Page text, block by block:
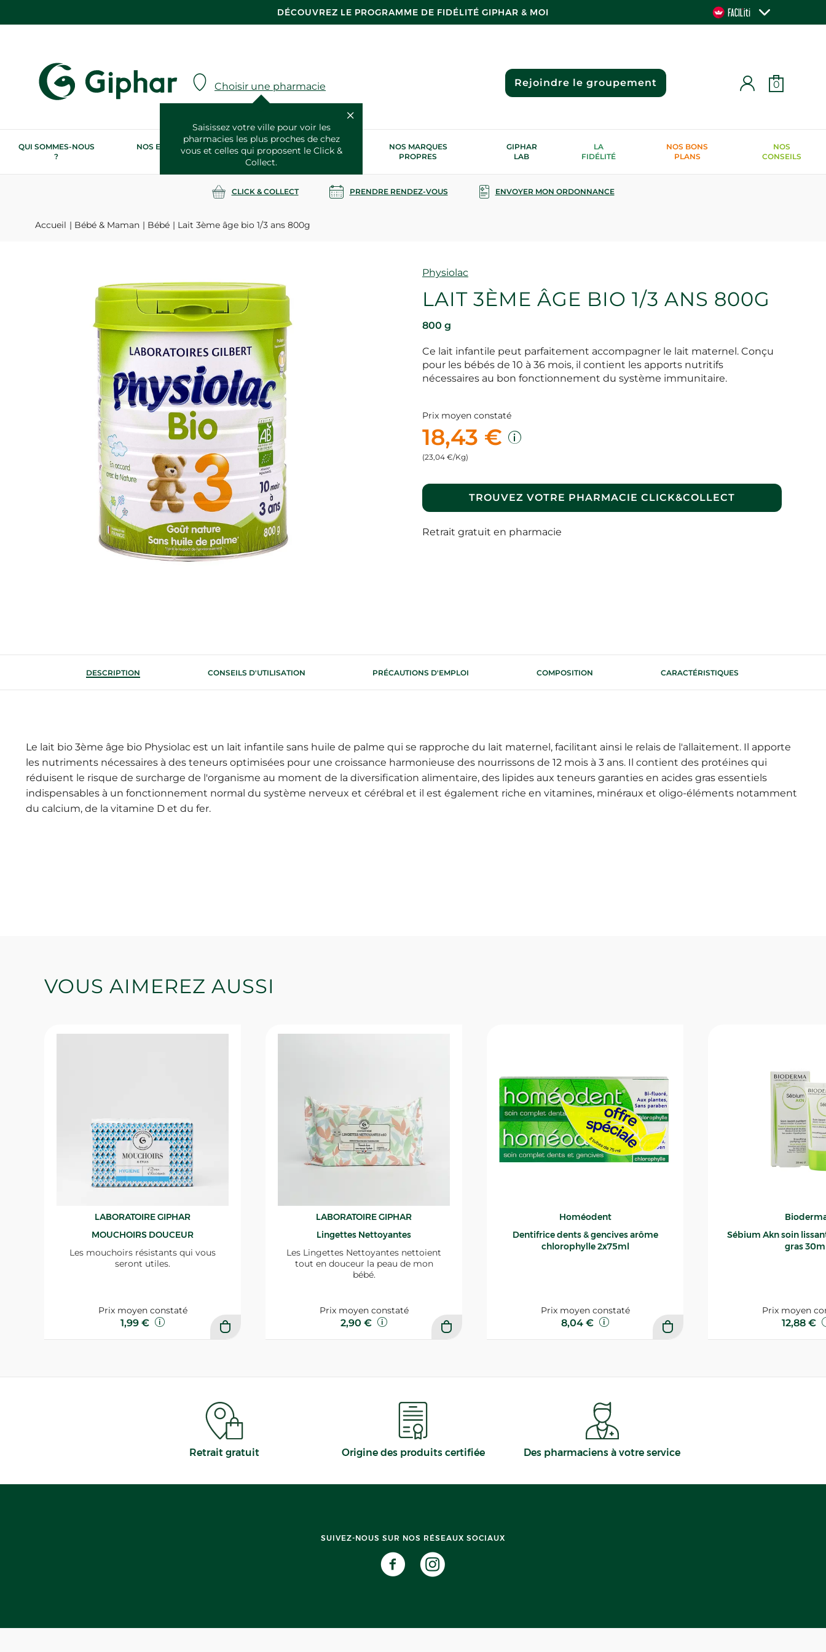
DÉCOUVREZ LE PROGRAMME DE FIDÉLITÉ GIPHAR & MOI
Choisir une pharmacie
Saisissez votre ville pour voir les
pharmacies les plus proches de chez
vous et celles qui proposent le Click &
Collect.
Rejoindre le groupement 0
QUI SOMMES-NOUS
?
NOS ENGAGEMENTS
RSE
NOS SERVICES
SANTÉ
NOS MARQUES
PROPRES
GIPHAR
LAB
LA
FIDÉLITÉ
NOS BONS
PLANS
NOS
CONSEILS
CLICK & COLLECT PRENDRE RENDEZ-VOUS ENVOYER MON ORDONNANCE
Accueil Bébé & Maman Bébé Lait 3ème âge bio 1/3 ans 800g
Marque
Physiolac
LAIT 3ÈME ÂGE BIO 1/3 ANS 800G
800 g
Ce lait infantile peut parfaitement accompagner le lait maternel. Conçu
pour les bébés de 10 à 36 mois, il contient les apports nutritifs
nécessaires au bon fonctionnement du système immunitaire.
Prix moyen constaté
18,43 €
(23,04 €/Kg)
TROUVEZ VOTRE PHARMACIE CLICK&COLLECT
Retrait gratuit en pharmacie
DESCRIPTION CONSEILS D'UTILISATION PRÉCAUTIONS D'EMPLOI COMPOSITION CARACTÉRISTIQUES
Le lait bio 3ème âge bio Physiolac est un lait infantile sans huile de palme qui se rapproche du lait maternel, facilitant ainsi le relais de l'allaitement. Il apporte
les nutriments nécessaires à des teneurs optimisées pour une croissance harmonieuse des nourrissons de 12 mois à 3 ans. Il contient des protéines qui
réduisent le risque de surcharge de l'organisme au moment de la diversification alimentaire, des lipides aux teneurs garanties en acides gras essentiels
indispensables à un fonctionnement normal du système nerveux et cérébral et il est également riche en vitamines, minéraux et oligo-éléments notamment
du calcium, de la vitamine D et du fer.
VOUS AIMEREZ AUSSI
LABORATOIRE GIPHAR
MOUCHOIRS DOUCEUR
Les mouchoirs résistants qui vous
seront utiles.
Prix moyen constaté
1,99 €
LABORATOIRE GIPHAR
Lingettes Nettoyantes
Les Lingettes Nettoyantes nettoient
tout en douceur la peau de mon
bébé.
Prix moyen constaté
2,90 €
Homéodent
Dentifrice dents & gencives arôme
chlorophylle 2x75ml
Prix moyen constaté
8,04 €
Sébium Akn soin lissant
gras
Prix moyen
12,88 €
Retrait gratuit Origine des produits certifiée Des pharmaciens à votre service
SUIVEZ-NOUS SUR NOS RÉSEAUX SOCIAUX